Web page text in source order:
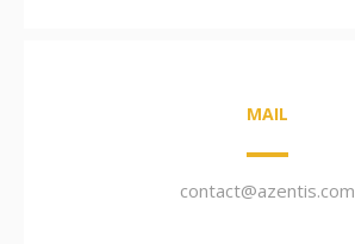
MAIL
contact@azentis.com